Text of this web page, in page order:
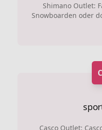
Shimano Outlet:
Snowboarden oder
Casco Outlet: